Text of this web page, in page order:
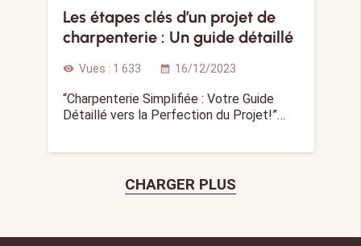
Les étapes clés d’un projet de
charpenterie : Un guide détaillé
visibility Vues : 1 633 calendar_month 16/12/2023
“Charpenterie Simplifiée : Votre Guide
Détaillé vers la Perfection du Projet!”…
CHARGER PLUS